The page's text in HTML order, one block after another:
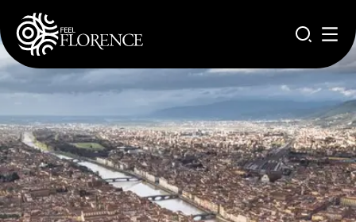
Pasar al contenido principal